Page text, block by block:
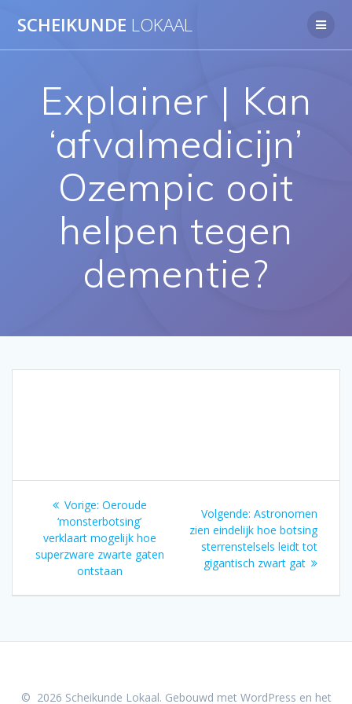
naar
SCHEIKUNDE LOKAAL
Explainer | Kan
‘afvalmedicijn’
Ozempic ooit
helpen tegen
dementie?
Bericht
navigatie
Vorige: Vorig
bericht:
Oeroude
‘monsterbotsing’
verklaart mogelijk hoe
superzware zwarte gaten
ontstaan
Volgende: Volgend
bericht:
Astronomen
zien eindelijk hoe botsing
sterrenstelsels leidt tot
gigantisch zwart gat
© 2026 Scheikunde Lokaal. Gebouwd met WordPress en het